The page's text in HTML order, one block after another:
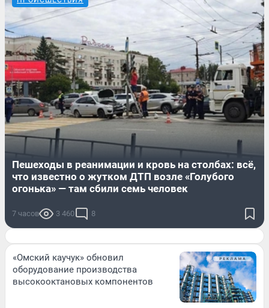
Пешеходы в реанимации и кровь на столбах: всё,
что известно о жутком ДТП возле «Голубого
огонька» — там сбили семь человек
7 часов 3 460 8
«Омский каучук» обновил
оборудование производства
высокооктановых компонентов